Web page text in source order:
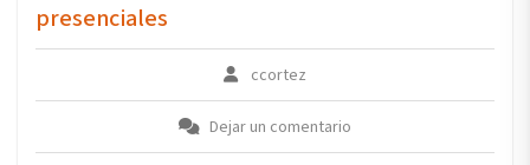
presenciales
ccortez
Dejar un comentario